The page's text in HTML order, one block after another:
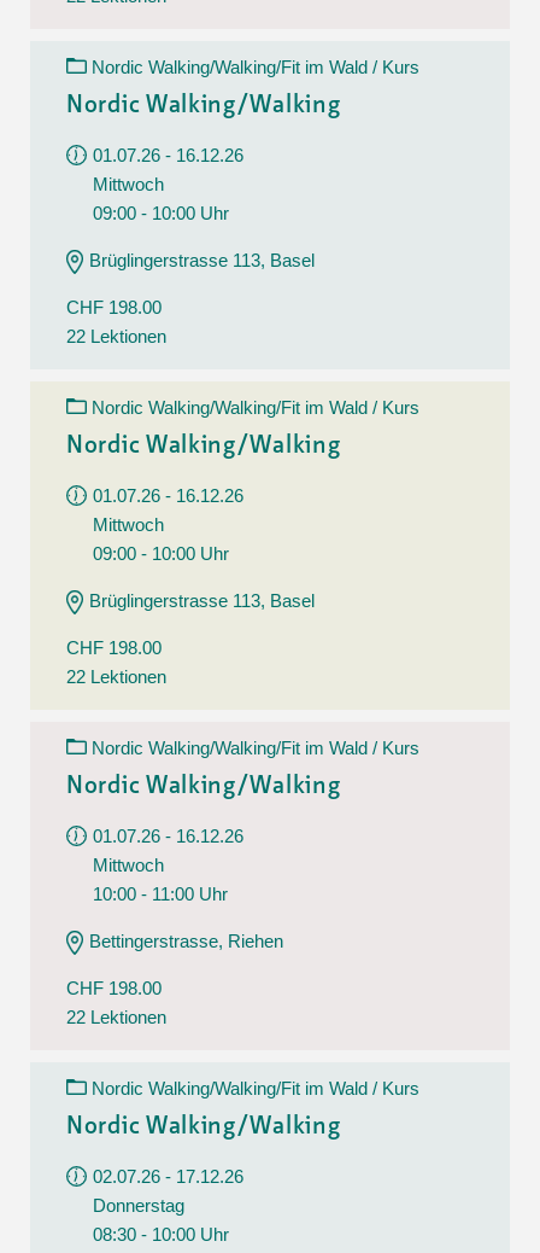
Nordic Walking/Walking/Fit im Wald / Kurs
Nordic Walking/Walking
01.07.26 - 16.12.26
Mittwoch
09:00 - 10:00 Uhr
Brüglingerstrasse 113, Basel
CHF 198.00
22 Lektionen
Nordic Walking/Walking/Fit im Wald / Kurs
Nordic Walking/Walking
01.07.26 - 16.12.26
Mittwoch
09:00 - 10:00 Uhr
Brüglingerstrasse 113, Basel
CHF 198.00
22 Lektionen
Nordic Walking/Walking/Fit im Wald / Kurs
Nordic Walking/Walking
01.07.26 - 16.12.26
Mittwoch
10:00 - 11:00 Uhr
Bettingerstrasse, Riehen
CHF 198.00
22 Lektionen
Nordic Walking/Walking/Fit im Wald / Kurs
Nordic Walking/Walking
02.07.26 - 17.12.26
Donnerstag
08:30 - 10:00 Uhr